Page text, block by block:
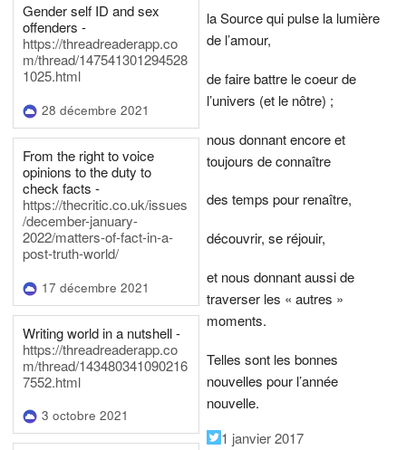
Gender self ID and sex
offenders -
https://threadreaderapp.co
m/thread/147541301294528
1025.html
28 décembre 2021
From the right to voice
opinions to the duty to
check facts -
https://thecritic.co.uk/issues
/december-january-
2022/matters-of-fact-in-a-
post-truth-world/
17 décembre 2021
Writing world in a nutshell -
https://threadreaderapp.co
m/thread/143480341090216
7552.html
3 octobre 2021
la Source qui pulse la lumière
de l’amour,
de faire battre le coeur de
l’univers (et le nôtre) ;
nous donnant encore et
toujours de connaître
des temps pour renaître,
découvrir, se réjouir,
et nous donnant aussi de
traverser les « autres »
moments.
Telles sont les bonnes
nouvelles pour l’année
nouvelle.
1 janvier 2017